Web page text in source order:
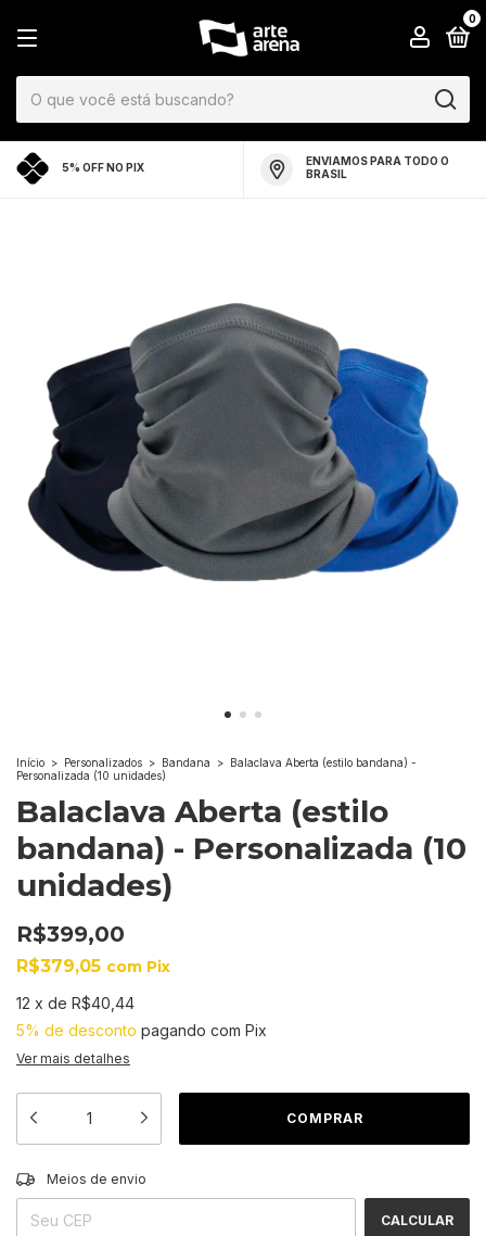
0
5% OFF NO PIX
ENVIAMOS PARA TODO O
BRASIL
Início > Personalizados > Bandana > Balaclava Aberta (estilo bandana) -
Personalizada (10 unidades)
Balaclava Aberta (estilo
bandana) - Personalizada (10
unidades)
R$399,00
R$379,05 com Pix
12 x de R$40,44
5% de desconto pagando com Pix
Ver mais detalhes
Entregas para o CEP:
Meios de envio
CALCULAR